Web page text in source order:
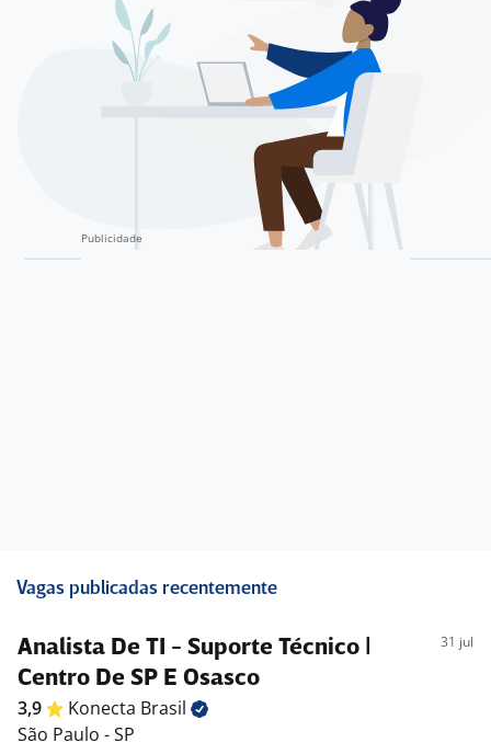
Vagas publicadas recentemente
Analista De TI - Suporte Técnico |
Centro De SP E Osasco
31 jul
3,9 Konecta Brasil
São Paulo - SP